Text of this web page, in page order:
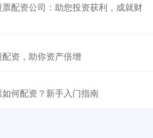
配资公司：助您投资获利，成就财
资，助你资产倍增
何配资？新手入门指南